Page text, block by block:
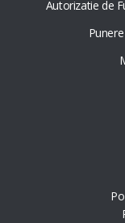
Autorizatie de